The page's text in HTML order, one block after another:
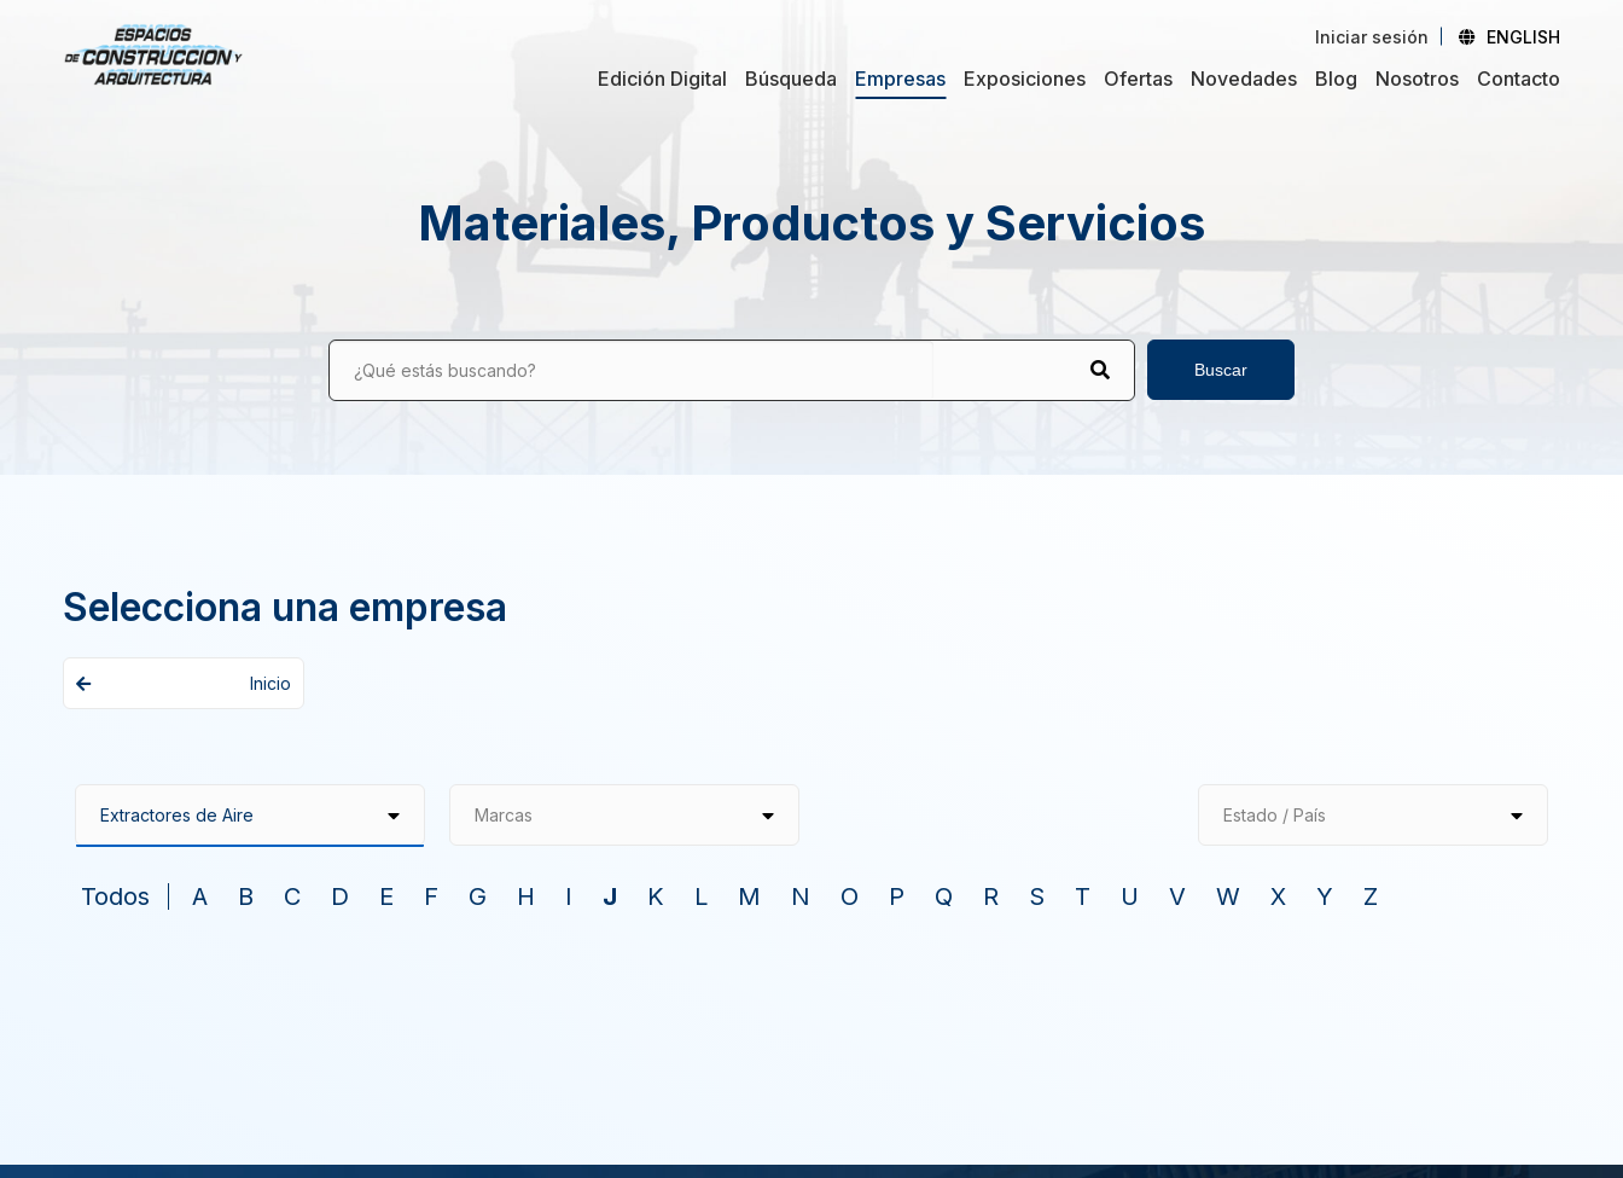
Iniciar sesión ENGLISH
Edición Digital Búsqueda Empresas Exposiciones Ofertas Novedades Blog Nosotros Contacto
Materiales, Productos y Servicios
¿Qué estás buscando? Buscar
Selecciona una empresa
Inicio
Marcas Estado / País
Todos A B C D E F G H I J K L M N O P Q R S T U V W X Y Z